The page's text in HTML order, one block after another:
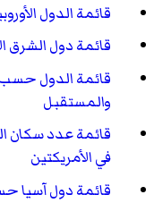
قائمة الدول
قائمة دول
قائمة الدول
والمستقبل
قائمة عدد سكان
في الأمريكتين
قائمة دول آسيا